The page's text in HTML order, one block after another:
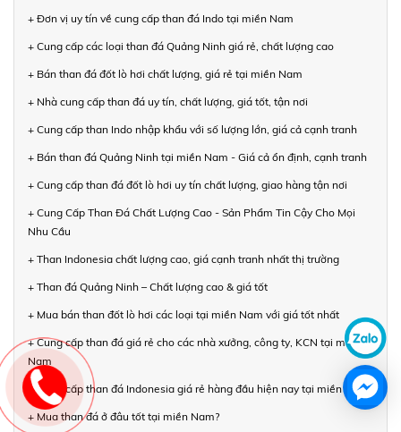
+ Đơn vị uy tín về cung cấp than đá Indo tại miền Nam
+ Cung cấp các loại than đá Quảng Ninh giá rẻ, chất lượng cao
+ Bán than đá đốt lò hơi chất lượng, giá rẻ tại miền Nam
+ Nhà cung cấp than đá uy tín, chất lượng, giá tốt, tận nơi
+ Cung cấp than Indo nhập khẩu với số lượng lớn, giá cả cạnh tranh
+ Bán than đá Quảng Ninh tại miền Nam - Giá cả ổn định, cạnh tranh
+ Cung cấp than đá đốt lò hơi uy tín chất lượng, giao hàng tận nơi
+ Cung Cấp Than Đá Chất Lượng Cao - Sản Phẩm Tin Cậy Cho Mọi
Nhu Cầu
+ Than Indonesia chất lượng cao, giá cạnh tranh nhất thị trường
+ Than đá Quảng Ninh – Chất lượng cao & giá tốt
+ Mua bán than đốt lò hơi các loại tại miền Nam với giá tốt nhất
+ Cung cấp than đá giá rẻ cho các nhà xưởng, công ty, KCN tại miền
Nam
+ Cung cấp than đá Indonesia giá rẻ hàng đầu hiện nay tại miền Nam
+ Mua than đá ở đâu tốt tại miền Nam?